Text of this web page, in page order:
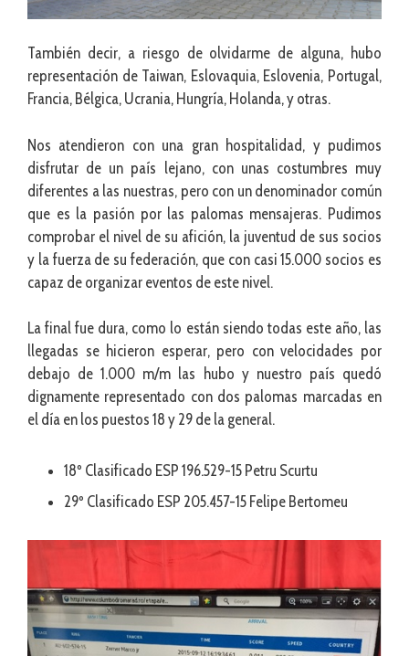
También decir, a riesgo de olvidarme de alguna, hubo
representación de Taiwan, Eslovaquia, Eslovenia, Portugal,
Francia, Bélgica, Ucrania, Hungría, Holanda, y otras.
Nos atendieron con una gran hospitalidad, y pudimos
disfrutar de un país lejano, con unas costumbres muy
diferentes a las nuestras, pero con un denominador común
que es la pasión por las palomas mensajeras. Pudimos
comprobar el nivel de su afición, la juventud de sus socios
y la fuerza de su federación, que con casi 15.000 socios es
capaz de organizar eventos de este nivel.
La final fue dura, como lo están siendo todas este año, las
llegadas se hicieron esperar, pero con velocidades por
debajo de 1.000 m/m las hubo y nuestro país quedó
dignamente representado con dos palomas marcadas en
el día en los puestos 18 y 29 de la general.
18º Clasificado ESP 196.529-15 Petru Scurtu
29º Clasificado ESP 205.457-15 Felipe Bertomeu